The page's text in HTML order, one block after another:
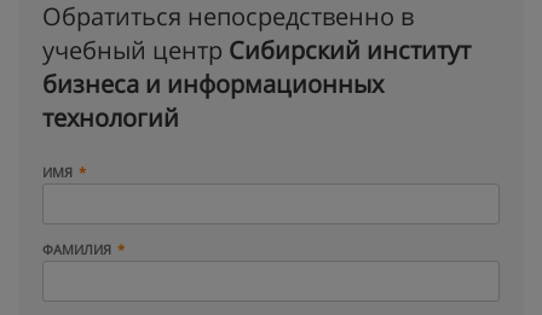
Обратиться непосредственно в
учебный центр Сибирский институт
бизнеса и информационных
технологий
ИМЯ
ФАМИЛИЯ